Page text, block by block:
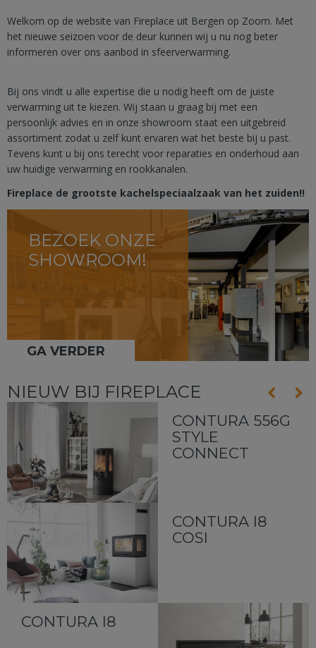
Welkom op de website van Fireplace uit Bergen op Zoom. Met
het nieuwe seizoen voor de deur kunnen wij u nu nog beter
informeren over ons aanbod in sfeerverwarming.
Bij ons vindt u alle expertise die u nodig heeft om de juiste
verwarming uit te kiezen. Wij staan u graag bij met een
persoonlijk advies en in onze showroom staat een uitgebreid
assortiment zodat u zelf kunt ervaren wat het beste bij u past.
Tevens kunt u bij ons terecht voor reparaties en onderhoud aan
uw huidige verwarming en rookkanalen.
Fireplace de grootste kachelspeciaalzaak van het zuiden!!
BEZOEK ONZE
SHOWROOM!
GA VERDER
NIEUW BIJ FIREPLACE
CONTURA 556G
STYLE
CONNECT
CONTURA I8
COSI
CONTURA I8